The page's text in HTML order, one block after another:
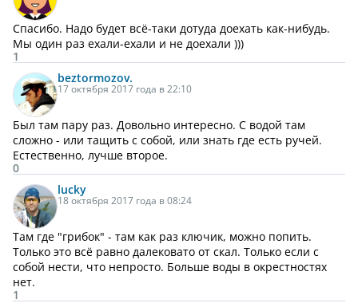
Спасибо. Надо будет всё-таки дотуда доехать как-нибудь.
Мы один раз ехали-ехали и не доехали )))
1
beztormozov.
17 октября 2017 года в 22:10
Был там пару раз. Довольно интересно. С водой там
сложно - или тащить с собой, или знать где есть ручей.
Естественно, лучше второе.
0
lucky
18 октября 2017 года в 08:24
Там где "грибок" - там как раз ключик, можно попить.
Только это всё равно далековато от скал. Только если с
собой нести, что непросто. Больше воды в окрестностях
нет.
1